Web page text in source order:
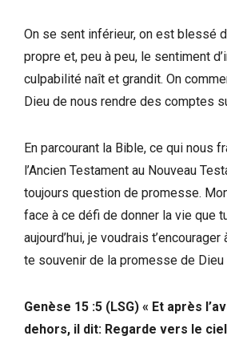
On se sent inférieur, on est blessé
propre et, peu à peu, le sentiment
culpabilité naît et grandit. On
Dieu de nous rendre des comptes
En parcourant la Bible, ce qui nous
l’Ancien Testament au Nouveau
toujours question de promesse.
face à ce défi de donner la vie que
aujourd’hui, je voudrais
te souvenir de la promesse de Dieu
Genèse 15 :5 (LSG) « Et après
dehors, il dit: Regarde vers le